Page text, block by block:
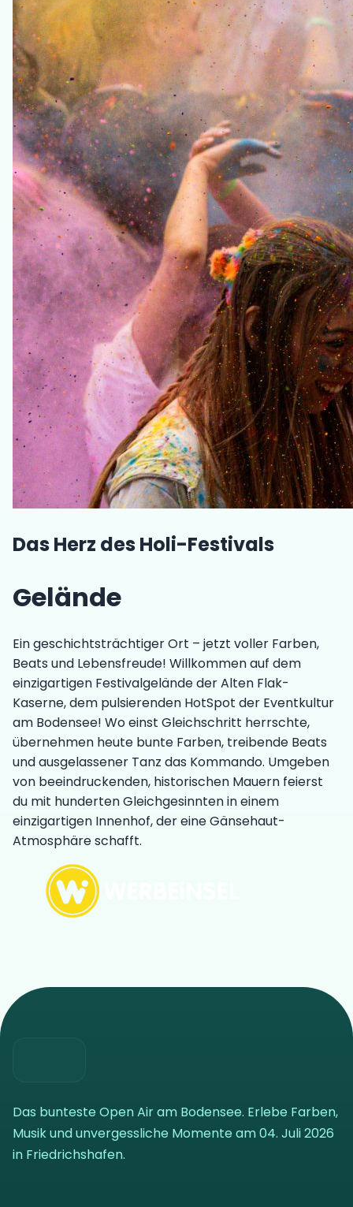
Das Herz des Holi-Festivals
Gelände
Ein geschichtsträchtiger Ort – jetzt voller Farben,
Beats und Lebensfreude! Willkommen auf dem
einzigartigen Festivalgelände der Alten Flak-
Kaserne, dem pulsierenden HotSpot der Eventkultur
am Bodensee! Wo einst Gleichschritt herrschte,
übernehmen heute bunte Farben, treibende Beats
und ausgelassener Tanz das Kommando. Umgeben
von beeindruckenden, historischen Mauern feierst
du mit hunderten Gleichgesinnten in einem
einzigartigen Innenhof, der eine Gänsehaut-
Atmosphäre schafft.
Das bunteste Open Air am Bodensee. Erlebe Farben,
Musik und unvergessliche Momente am 04. Juli 2026
in Friedrichshafen.